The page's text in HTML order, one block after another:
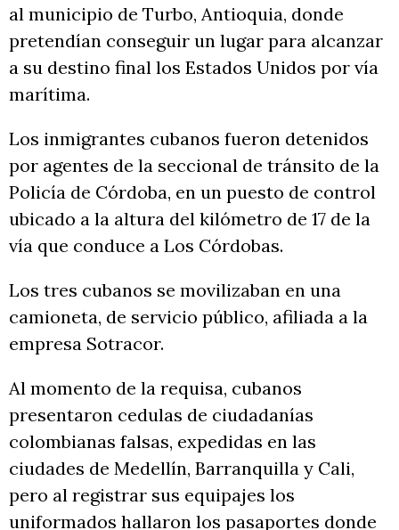
al municipio de Turbo, Antioquia, donde
pretendían conseguir un lugar para alcanzar
a su destino final los Estados Unidos por vía
marítima.
Los inmigrantes cubanos fueron detenidos
por agentes de la seccional de tránsito de la
Policía de Córdoba, en un puesto de control
ubicado a la altura del kilómetro de 17 de la
vía que conduce a Los Córdobas.
Los tres cubanos se movilizaban en una
camioneta, de servicio público, afiliada a la
empresa Sotracor.
Al momento de la requisa, cubanos
presentaron cedulas de ciudadanías
colombianas falsas, expedidas en las
ciudades de Medellín, Barranquilla y Cali,
pero al registrar sus equipajes los
uniformados hallaron los pasaportes donde